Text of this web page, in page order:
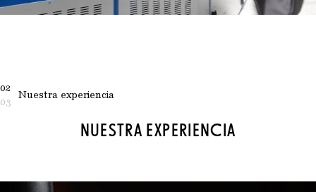
02
03
Nuestra experiencia
NUESTRA EXPERIENCIA